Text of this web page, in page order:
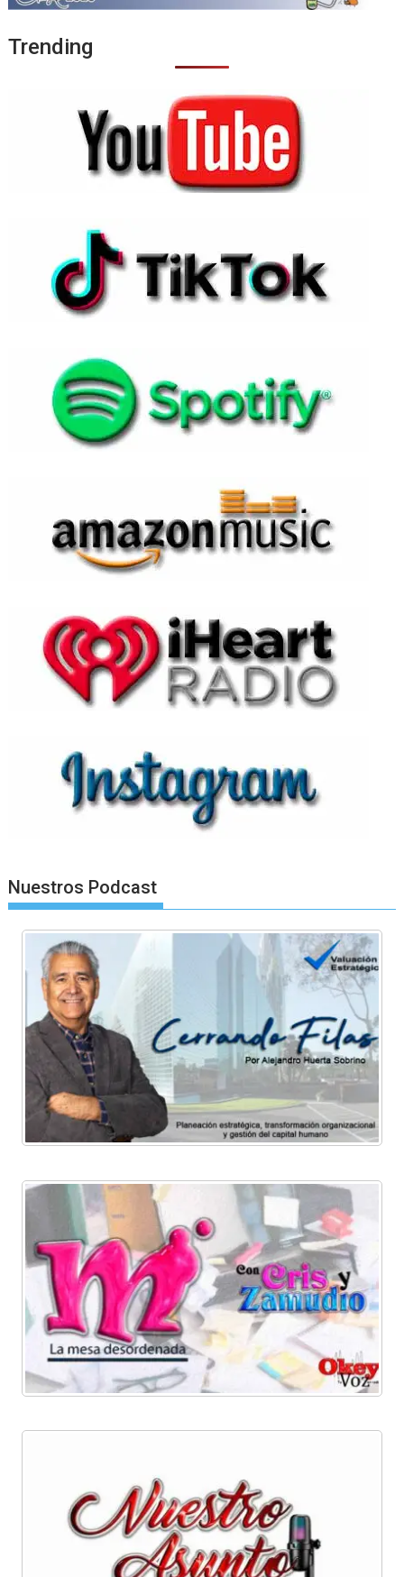
Trending
Nuestros Podcast